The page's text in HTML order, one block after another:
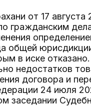
от 17 августа
гражданским
общей
в иске
недостатков
договора и
24 июля
заседании